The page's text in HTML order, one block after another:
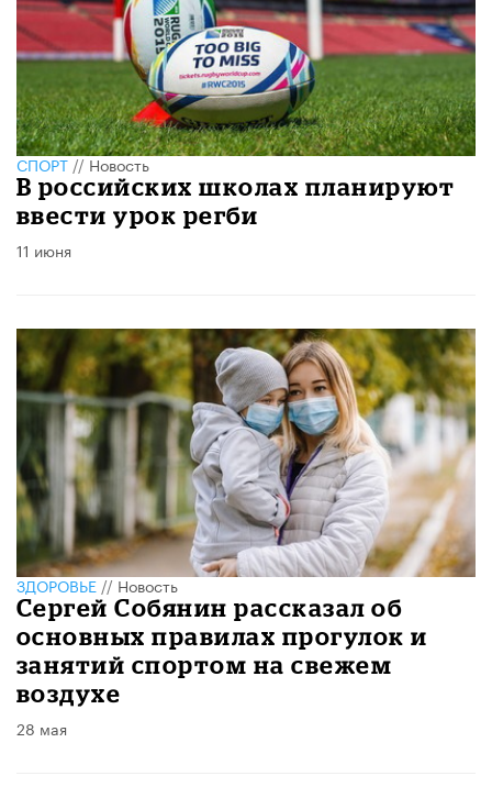
СПОРТ//Новость
В российских школах планируют
ввести урок регби
11 июня
ЗДОРОВЬЕ//Новость
Сергей Собянин рассказал об
основных правилах прогулок и
занятий спортом на свежем
воздухе
28 мая